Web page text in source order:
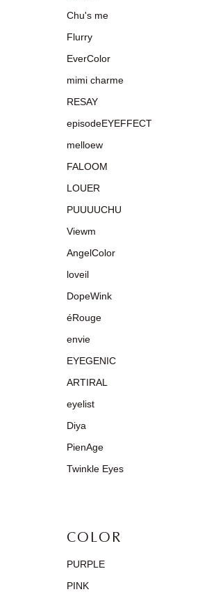
Chu's me
Flurry
EverColor
mimi charme
RESAY
episodeEYEFFECT
melloew
FALOOM
LOUER
PUUUUCHU
Viewm
AngelColor
loveil
DopeWink
éRouge
envie
EYEGENIC
ARTIRAL
eyelist
Diya
PienAge
Twinkle Eyes
COLOR
PURPLE
PINK